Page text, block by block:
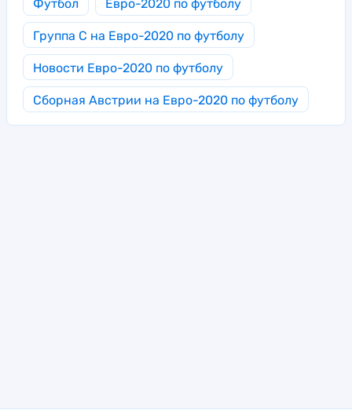
Футбол Евро-2020 по футболу
Группа C на Евро-2020 по футболу
Новости Евро-2020 по футболу
Сборная Австрии на Евро-2020 по футболу